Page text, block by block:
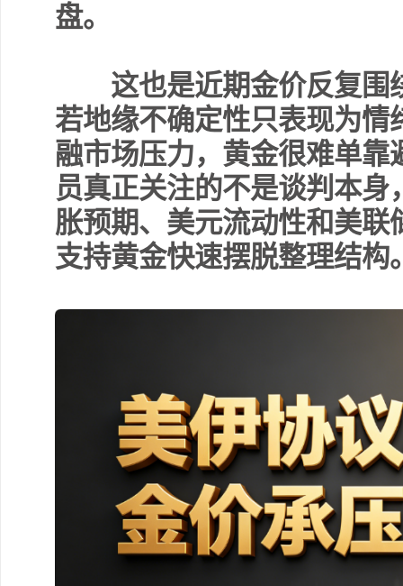
盘。
这也是近期金价反复围
若地缘不确定性只表现为
融市场压力，黄金很难单
员真正关注的不是谈判本
胀预期、美元流动性和美
支持黄金快速摆脱整理结构